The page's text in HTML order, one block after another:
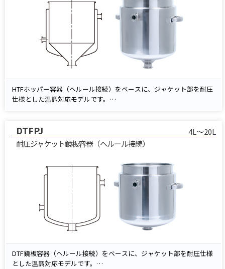
HTFホッパー容器（ヘルール接続）をベースに、ジャケット部を耐圧
仕様とした温調対応モデルです。
容器内は圧送非対応ですが、温調ラインでの圧送運用に適した構造で
す。
DTFPJ
4L～20L
耐圧ジャケット鏡板容器（ヘルール接続）
DTF鏡板容器（ヘルール接続）をベースに、ジャケット部を耐圧仕様
とした温調対応モデルです。